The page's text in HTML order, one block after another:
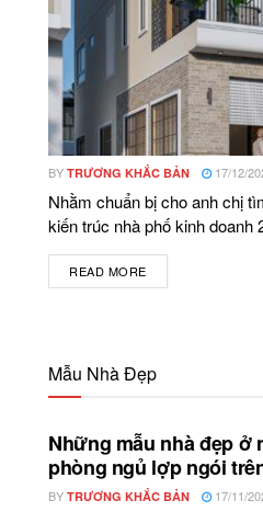
BY TRƯƠNG KHẮC BẢN 17/12/
Nhằm chuẩn bị cho anh chị
kiến trúc nhà phố kinh doanh
READ MORE
Mẫu Nhà Đẹp
Những mẫu nhà đẹp ở
phòng ngủ lợp ngói
BY TRƯƠNG KHẮC BẢN 17/11/